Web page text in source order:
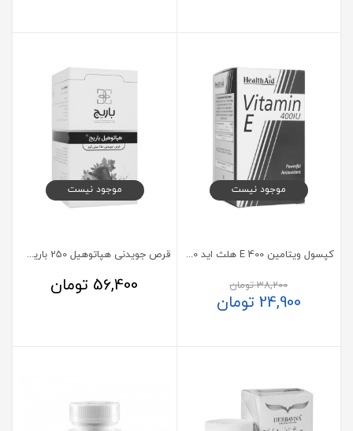
موجود نیست
کپسول ویتامین E 400 هلث اید 30 عدد
38,200تومان
24,900 تومان
موجود نیست
قرص جویدنی هپاتوهیل 250 باریج 200 عدد
56,400 تومان